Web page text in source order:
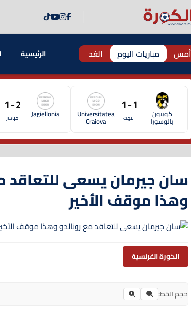
أمس مباريات اليوم الغد الرئيسية
كوبيون
بالوسورا
1 - 1
انتهت Universitatea
Craiova
Jagiellonia
2 - 1
مباشر
سان جيرمان يسعى للتعاقد
وهذا موقف الأخير
الكورة الفرنسية
حجم الخط: